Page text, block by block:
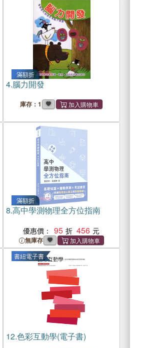
滿額折
4.腦力開發
庫存：1
滿額折
8.高中學測物理全方位指南
優惠價： 95 456
無庫存
書紐電子書
12.色彩互動學(電子書)